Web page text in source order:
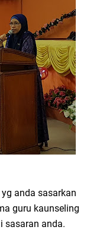
anda sasarkan
guru kaunseling
sasaran anda.